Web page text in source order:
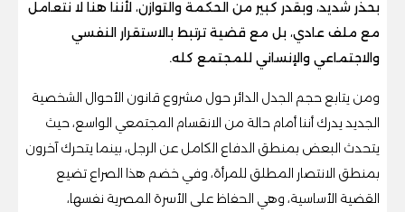
بحذر شديد، وبقدر كبير من الحكمة والتوازن، لأننا هنا لا نتعامل
مع ملف عادي، بل مع قضية ترتبط بالاستقرار النفسي
والاجتماعي والإنساني للمجتمع كله.
ومن يتابع حجم الجدل الدائر حول مشروع قانون الأحوال الشخصية
الجديد يدرك أننا أمام حالة من الانقسام المجتمعي الواسع، حيث
يتحدث البعض بمنطق الدفاع الكامل عن الرجل، بينما يتحرك آخرون
بمنطق الانتصار المطلق للمرأة، وفي خضم هذا الصراع تضيع
القضية الأساسية، وهي الحفاظ على الأسرة المصرية نفسها،